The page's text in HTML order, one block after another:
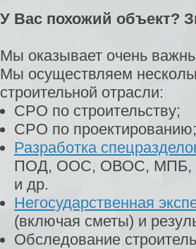
У Вас похожий объект?
Мы оказывает очень
Мы осуществляем
строительной отрасли:
СРО по строительству;
СРО по проектированию;
Разработка
ПОД, ООС, ОВОС, МПБ,
и др.
Негосударственная
(включая сметы) и
Обследование